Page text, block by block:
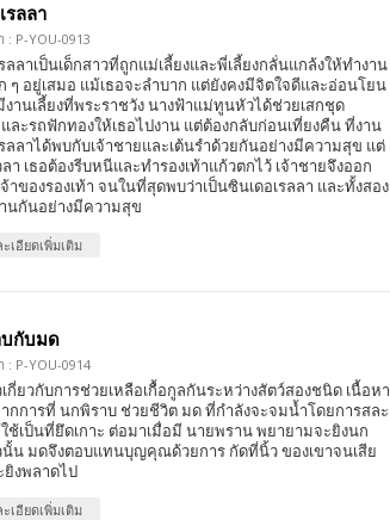
รลลา
: P-YOU-0913
ลลาเป็นเด็กสาวที่ถูกแม่เลี้ยงและพี่เลี้ยงกลั่นแกล้งให้ทำงาน
ๆ อยู่เสมอ แม้เธอจะลำบาก แต่ยังคงมีจิตใจดีและอ่อนโยน
านเลี้ยงที่พระราชวัง นางฟ้าแม่ทูนหัวได้ช่วยเสกชุด
ละรถฟักทองให้เธอไปงาน แต่ต้องกลับก่อนเที่ยงคืน ที่งาน
ลลาได้พบกับเจ้าชายและเต้นรำด้วยกันอย่างมีความสุข แต่
ลา เธอต้องรีบหนีและทำรองเท้าแก้วตกไว้ เจ้าชายจึงออก
าของรองเท้า จนในที่สุดพบว่าเป็นซินเดอเรลลา และทั้งสอง
นกันอย่างมีความสุข
เอียดเพิ่มเติม
กับมด
: P-YOU-0914
เกี่ยวกับการช่วยเหลือเกื้อกูลกันระหว่างสัตว์สองชนิด เนื้อหา
กการที่ นกพิราบ ช่วยชีวิต มด ที่กำลังจะจมน้ำโดยการสละ
ช้เป็นที่ยึดเกาะ ต่อมาเมื่อมี นายพราน พยายามจะยิงนก
น มดจึงตอบแทนบุญคุณด้วยการ กัดที่นิ้ว ของเขาจนเสีย
งพลาดไป
เอียดเพิ่มเติม